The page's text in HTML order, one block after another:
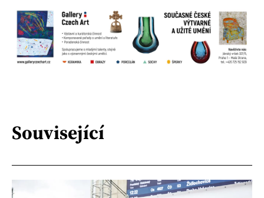
Související